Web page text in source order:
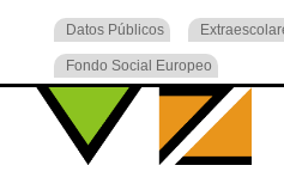
Datos Públicos
Fondo Social Europeo